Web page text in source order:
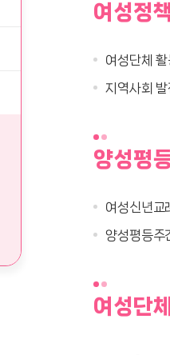
여성정책
여성단체
지역사회
양성평
여성신년교
양성평등주
여성단